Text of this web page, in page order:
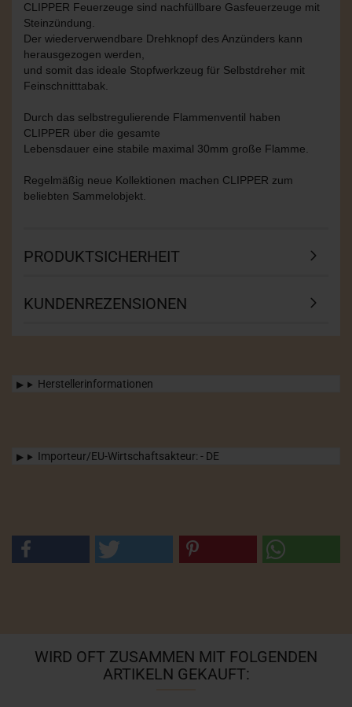
CLIPPER Feuerzeuge sind nachfüllbare Gasfeuerzeuge mit
Steinzündung.
Der wiederverwendbare Drehknopf des Anzünders kann
herausgezogen werden,
und somit das ideale Stopfwerkzeug für Selbstdreher mit
Feinschnitttabak.
Durch das selbstregulierende Flammenventil haben
CLIPPER über die gesamte
Lebensdauer eine stabile maximal 30mm große Flamme.
Regelmäßig neue Kollektionen machen CLIPPER zum
beliebten Sammelobjekt.
PRODUKTSICHERHEIT
KUNDENREZENSIONEN
Herstellerinformationen
Importeur/EU-Wirtschaftsakteur: - DE
WIRD OFT ZUSAMMEN MIT FOLGENDEN
ARTIKELN GEKAUFT: